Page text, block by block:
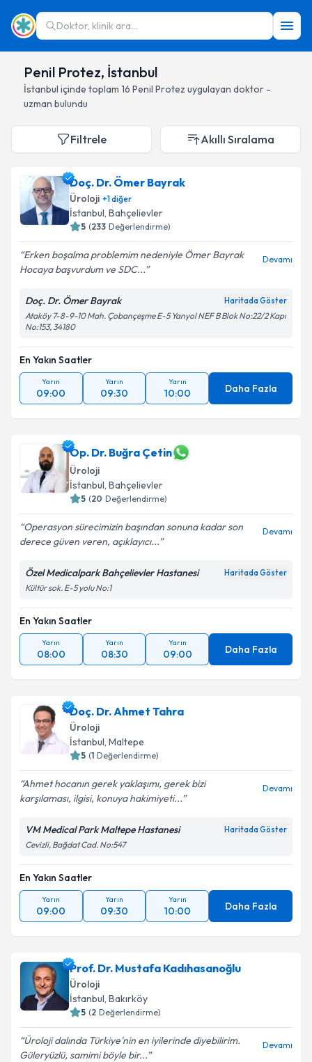
Doktor, klinik ara...
Penil Protez, İstanbul
İstanbul içinde toplam 16 Penil Protez uygulayan doktor -
uzman bulundu
Filtrele Akıllı Sıralama
Doç. Dr. Ömer Bayrak
Üroloji +1diğer
İstanbul, Bahçelievler
5 (233 Değerlendirme)
Erken boşalma problemim nedeniyle Ömer Bayrak
Hocaya başvurdum ve SDC...
Devamı
Doç. Dr. Ömer Bayrak Haritada Göster
Ataköy 7-8-9-10 Mah. Çobançeşme E-5 Yanyol NEF B Blok No:22/2 Kapı
No:153, 34180
En Yakın Saatler
Yarın
09:00
Yarın
09:30
Yarın
10:00 Daha Fazla
Op. Dr. Buğra Çetin
Üroloji
İstanbul, Bahçelievler
5 (20 Değerlendirme)
Operasyon sürecimizin başından sonuna kadar son
derece güven veren, açıklayıcı...
Devamı
Özel Medicalpark Bahçelievler Hastanesi Haritada Göster
Kültür sok. E-5 yolu No:1
En Yakın Saatler
Yarın
08:00
Yarın
08:30
Yarın
09:00 Daha Fazla
Doç. Dr. Ahmet Tahra
Üroloji
İstanbul, Maltepe
5 (1 Değerlendirme)
Ahmet hocanın gerek yaklaşımı, gerek bizi
karşılaması, ilgisi, konuya hakimiyeti...
Devamı
VM Medical Park Maltepe Hastanesi Haritada Göster
Cevizli, Bağdat Cad. No:547
En Yakın Saatler
Yarın
09:00
Yarın
09:30
Yarın
10:00 Daha Fazla
Prof. Dr. Mustafa Kadıhasanoğlu
Üroloji
İstanbul, Bakırköy
5 (2 Değerlendirme)
Üroloji dalında Türkiye'nin en iyilerinde diyebilirim.
Güleryüzlü, samimi böyle bir...
Devamı